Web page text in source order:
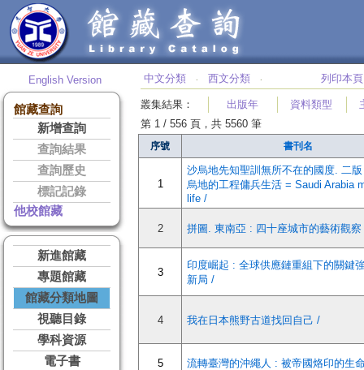
English Version
館藏查詢
新增查詢
查詢結果
查詢歷史
標記記錄
他校館藏
新進館藏
專題館藏
館藏分類地圖
視聽目錄
學科資源
電子書
中文分類 ‧ 西文分類 ‧ 列印本頁
叢集結果 ： 出版年 資料類型
第 1 / 556 頁，共 5560 筆
序號 書刊名
1
沙烏地先知聖訓無所不在的國度. 二
烏地的工程傭兵生活 = Saudi Arabia
life /
2 拼圖. 東南亞 : 四十座城市的藝術觀察
3
印度崛起 : 全球供應鏈重組下的關鍵
新局 /
4 我在日本熊野古道找回自己 /
5 流轉臺灣的沖繩人 : 被帝國烙印的生